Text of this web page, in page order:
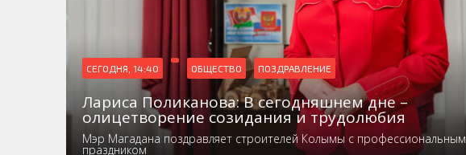
СЕГОДНЯ, 14:40 ОБЩЕСТВО ПОЗДРАВЛЕНИЕ
Лариса Поликанова: В сегодняшнем дне –
олицетворение созидания и трудолюбия
Мэр Магадана поздравляет строителей Колымы с профессиональным
праздником